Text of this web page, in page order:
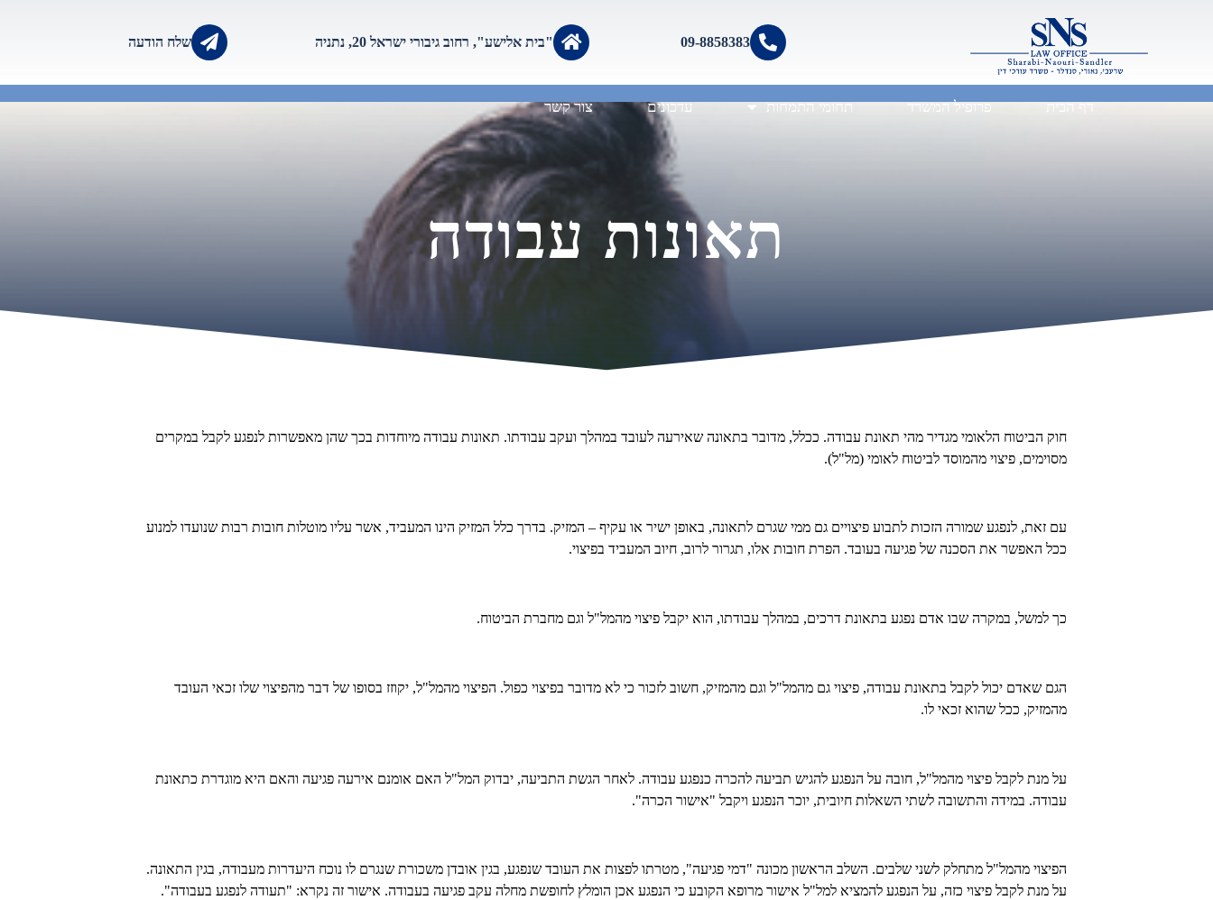
09-8858383 "בית אלישע", רחוב גיבורי ישראל 20, נתניה שלח הודעה
דף הבית פרופיל המשרד תחומי התמחות עדכונים צור קשר
תאונות עבודה
חוק הביטוח הלאומי מגדיר מהי תאונת עבודה. ככלל, מדובר בתאונה שאירעה לעובד במהלך ועקב עבודתו. תאונות עבודה מיוחדות בכך שהן מאפשרות לנפגע לקבל במקרים
מסוימים, פיצוי מהמוסד לביטוח לאומי (מל"ל).
עם זאת, לנפגע שמורה הזכות לתבוע פיצויים גם ממי שגרם לתאונה, באופן ישיר או עקיף – המזיק. בדרך כלל המזיק הינו המעביד, אשר עליו מוטלות חובות רבות שנועדו למנוע
ככל האפשר את הסכנה של פגיעה בעובד. הפרת חובות אלו, תגרור לרוב, חיוב המעביד בפיצוי.
כך למשל, במקרה שבו אדם נפגע בתאונת דרכים, במהלך עבודתו, הוא יקבל פיצוי מהמל"ל וגם מחברת הביטוח.
הגם שאדם יכול לקבל בתאונת עבודה, פיצוי גם מהמל"ל וגם מהמזיק, חשוב לזכור כי לא מדובר בפיצוי כפול. הפיצוי מהמל"ל, יקוזז בסופו של דבר מהפיצוי שלו זכאי העובד
מהמזיק, ככל שהוא זכאי לו.
על מנת לקבל פיצוי מהמל"ל, חובה על הנפגע להגיש תביעה להכרה כנפגע עבודה. לאחר הגשת התביעה, יבדוק המל"ל האם אומנם אירעה פגיעה והאם היא מוגדרת כתאונת
עבודה. במידה והתשובה לשתי השאלות חיובית, יוכר הנפגע ויקבל "אישור הכרה".
הפיצוי מהמל"ל מתחלק לשני שלבים. השלב הראשון מכונה "דמי פגיעה", מטרתו לפצות את העובד שנפגע, בגין אובדן משכורת שנגרם לו נוכח היעדרות מעבודה, בגין התאונה.
על מנת לקבל פיצוי כזה, על הנפגע להמציא למל"ל אישור מרופא הקובע כי הנפגע אכן הומלץ לחופשת מחלה עקב פגיעה בעבודה. אישור זה נקרא: "תעודה לנפגע בעבודה".